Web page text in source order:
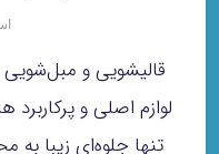
قالیشویی و
لوازم اصلی و
تنها جلوه‌ای زیبا